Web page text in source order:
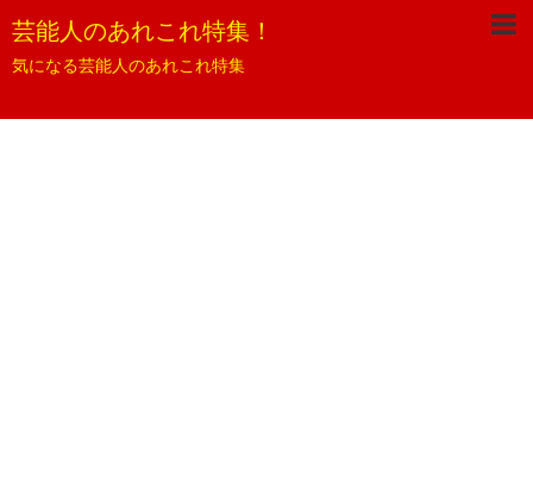
芸能人のあれこれ特集！
気になる芸能人のあれこれ特集